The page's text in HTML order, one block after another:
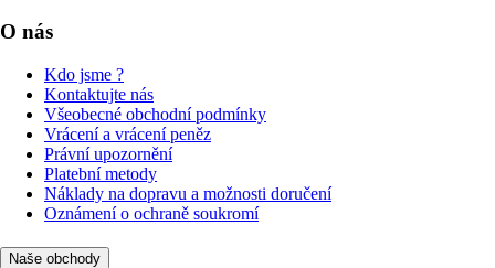
O nás
Kdo jsme ?
Kontaktujte nás
Všeobecné obchodní podmínky
Vrácení a vrácení peněz
Právní upozornění
Platební metody
Náklady na dopravu a možnosti doručení
Oznámení o ochraně soukromí
Naše obchody